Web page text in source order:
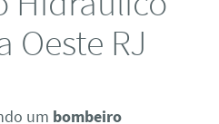
Oeste RJ
um bombeiro